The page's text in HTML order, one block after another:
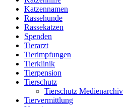
Katzennamen
Rassehunde
Rassekatzen
Spenden
Tierarzt
Tierimpfungen
Tierklinik
Tierpension
Tierschutz
Tierschutz Medienarchiv
Tiervermittlung